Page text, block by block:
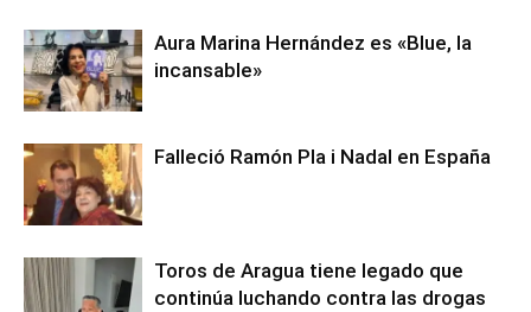
Aura Marina Hernández es «Blue, la
incansable»
Falleció Ramón Pla i Nadal en España
Toros de Aragua tiene legado que
continúa luchando contra las drogas